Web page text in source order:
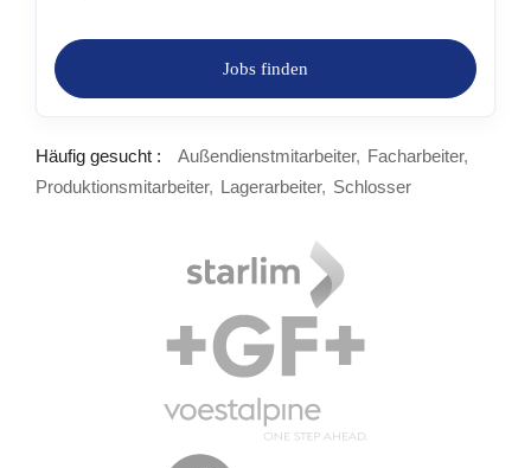
Jobs finden
Häufig gesucht : Außendienstmitarbeiter
Facharbeiter
Produktionsmitarbeiter
Lagerarbeiter Schlosser